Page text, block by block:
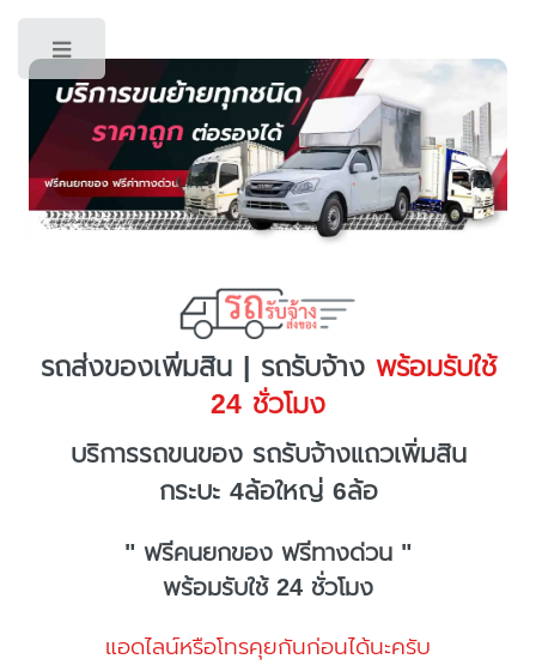
รถส่งของเพิ่มสิน | รถรับจ้างพร้อมรับใช้
24 ชั่วโมง
บริการรถขนของ รถรับจ้างแถวเพิ่มสิน
กระบะ 4ล้อใหญ่ 6ล้อ
" ฟรีคนยกของ ฟรีทางด่วน "
พร้อมรับใช้ 24 ชั่วโมง
แอดไลน์หรือโทรคุยกันก่อนได้นะครับ
Toggle